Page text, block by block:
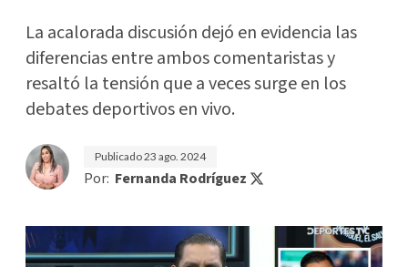
La acalorada discusión dejó en evidencia las
diferencias entre ambos comentaristas y
resaltó la tensión que a veces surge en los
debates deportivos en vivo.
Publicado23 ago. 2024
Por: Fernanda Rodríguez